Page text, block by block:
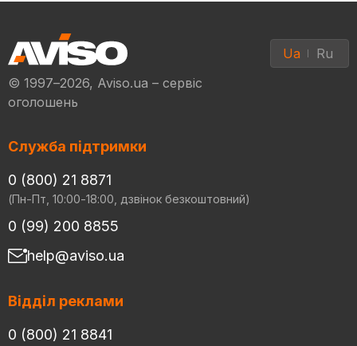
© 1997–2026, Aviso.ua – сервіс
оголошень
Ua Ru
Служба підтримки
0 (800) 21 8871
(Пн-Пт, 10:00-18:00, дзвінок безкоштовний)
0 (99) 200 8855
help@aviso.ua
Відділ реклами
0 (800) 21 8841